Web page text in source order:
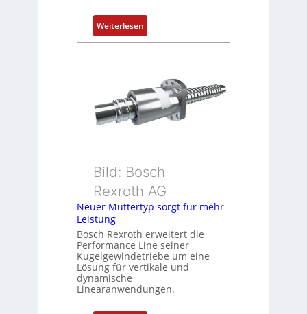
t
s
m
e
n
u
d
Z
u
t
a
Weiterlesen:
D
g
e
b
k
m
b
n
i
e
Bild: Bosch
Rexroth AG
Neuer Muttertyp sorgt für mehr
Leistung
Bosch Rexroth erweitert die
Performance Line seiner
Kugelgewindetriebe um eine
Lösung für vertikale und
dynamische
Linearanwendungen.